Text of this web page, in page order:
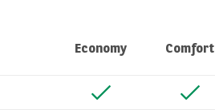
Economy Comfort